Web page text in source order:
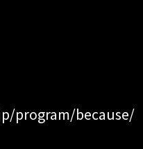
program/because/